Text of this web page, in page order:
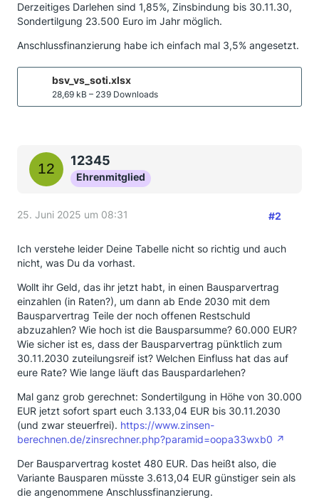
Derzeitiges Darlehen sind 1,85%, Zinsbindung bis 30.11.30,
Sondertilgung 23.500 Euro im Jahr möglich.
Anschlussfinanzierung habe ich einfach mal 3,5% angesetzt.
bsv_vs_soti.xlsx
28,69 kB – 239 Downloads
12345
Ehrenmitglied
25. Juni 2025 um 08:31 #2
Ich verstehe leider Deine Tabelle nicht so richtig und auch
nicht, was Du da vorhast.
Wollt ihr Geld, das ihr jetzt habt, in einen Bausparvertrag
einzahlen (in Raten?), um dann ab Ende 2030 mit dem
Bausparvertrag Teile der noch offenen Restschuld
abzuzahlen? Wie hoch ist die Bausparsumme? 60.000 EUR?
Wie sicher ist es, dass der Bausparvertrag pünktlich zum
30.11.2030 zuteilungsreif ist? Welchen Einfluss hat das auf
eure Rate? Wie lange läuft das Bauspardarlehen?
Mal ganz grob gerechnet: Sondertilgung in Höhe von 30.000
EUR jetzt sofort spart euch 3.133,04 EUR bis 30.11.2030
(und zwar steuerfrei). https://www.zinsen-
berechnen.de/zinsrechner.php?paramid=oopa33wxb0
Der Bausparvertrag kostet 480 EUR. Das heißt also, die
Variante Bausparen müsste 3.613,04 EUR günstiger sein als
die angenommene Anschlussfinanzierung.